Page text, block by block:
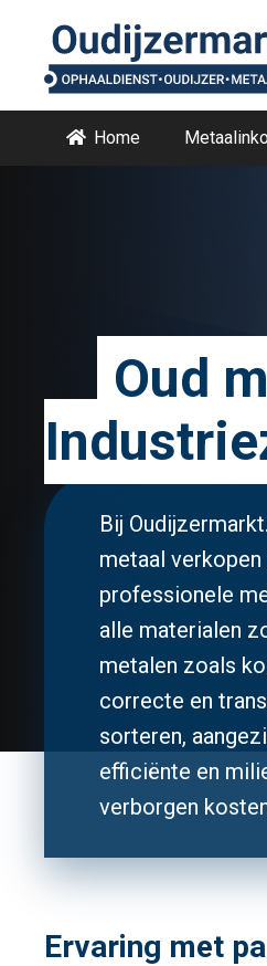
Home
Oud
Bij
metaal
professionele
alle materialen
metalen zoals
correcte en
sorteren,
efficiënte en
verborgen
Ervaring met